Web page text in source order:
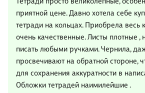
приятной цене. Давно хотела себе
тетради на кольцах. Приобрела весь
очень качественные. Листы плотные ,
писать любыми ручками. Чернила,
просвечивают на обратной стороне,
для сохранения аккуратности в
Обложки тетрадей наимилейшие .